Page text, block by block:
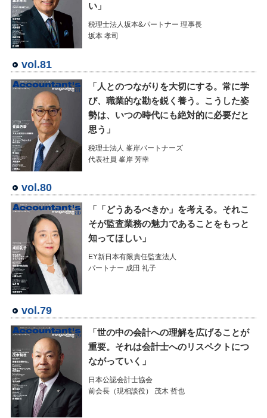
い」
税理士法人坂本&パートナー 理事長
坂本 孝司
vol.81
「人とのつながりを大切にする。常に学
び、職業的な勘を鋭く養う。こうした姿
勢は、いつの時代にも絶対的に必要だと
思う」
税理士法人 峯岸パートナーズ
代表社員 峯岸 芳幸
vol.80
「「どうあるべきか」を考える。それこ
そが監査業務の魅力であることをもっと
知ってほしい」
EY新日本有限責任監査法人
パートナー 成田 礼子
vol.79
「世の中の会計への理解を広げることが
重要。それは会計士へのリスペクトにつ
ながっていく」
日本公認会計士協会
前会長（現相談役） 茂木 哲也